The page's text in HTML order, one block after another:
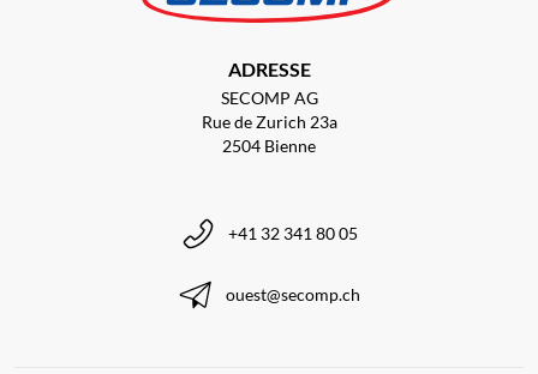
ADRESSE
SECOMP AG
Rue de Zurich 23a
2504 Bienne
+41 32 341 80 05
ouest@secomp.ch